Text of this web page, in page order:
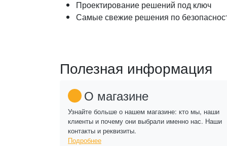
Проектирование решений под ключ
Самые свежие решения по
Полезная информация
О магазине
Узнайте больше о нашем магазине: кто мы, наши
клиенты и почему они выбрали именно нас. Наши
контакты и реквизиты.
Подробнее